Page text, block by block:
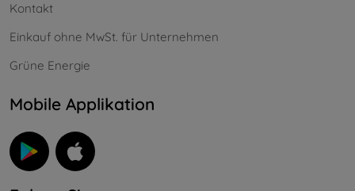
Kontakt
Einkauf ohne MwSt. für Unternehmen
Grüne Energie
Mobile Applikation